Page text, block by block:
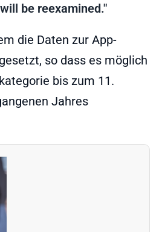
be reexamined."
die Daten zur App-
so dass es möglich
bis zum 11.
Jahres